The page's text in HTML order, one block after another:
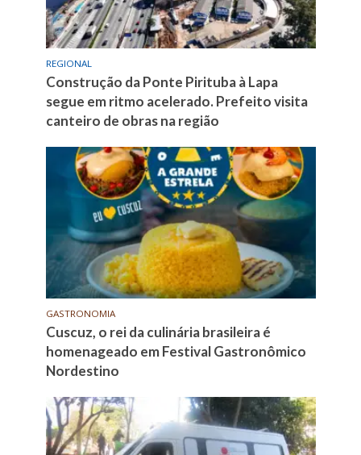
REGIONAL
Construção da Ponte Pirituba à Lapa
segue em ritmo acelerado. Prefeito visita
canteiro de obras na região
GASTRONOMIA
Cuscuz, o rei da culinária brasileira é
homenageado em Festival Gastronômico
Nordestino